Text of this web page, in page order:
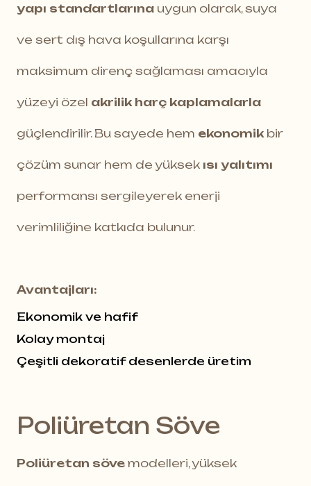
yapı standartlarına uygun olarak, suya
ve sert dış hava koşullarına karşı
maksimum direnç sağlaması amacıyla
yüzeyi özel akrilik harç kaplamalarla
güçlendirilir. Bu sayede hem ekonomik bir
çözüm sunar hem de yüksek ısı yalıtımı
performansı sergileyerek enerji
verimliliğine katkıda bulunur.
Avantajları:
Ekonomik ve hafif
Kolay montaj
Çeşitli dekoratif desenlerde üretim
Poliüretan Söve
Poliüretan söve modelleri, yüksek